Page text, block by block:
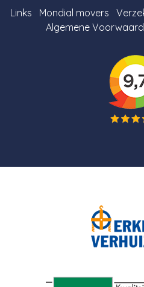
Links Mondial movers
Algemene